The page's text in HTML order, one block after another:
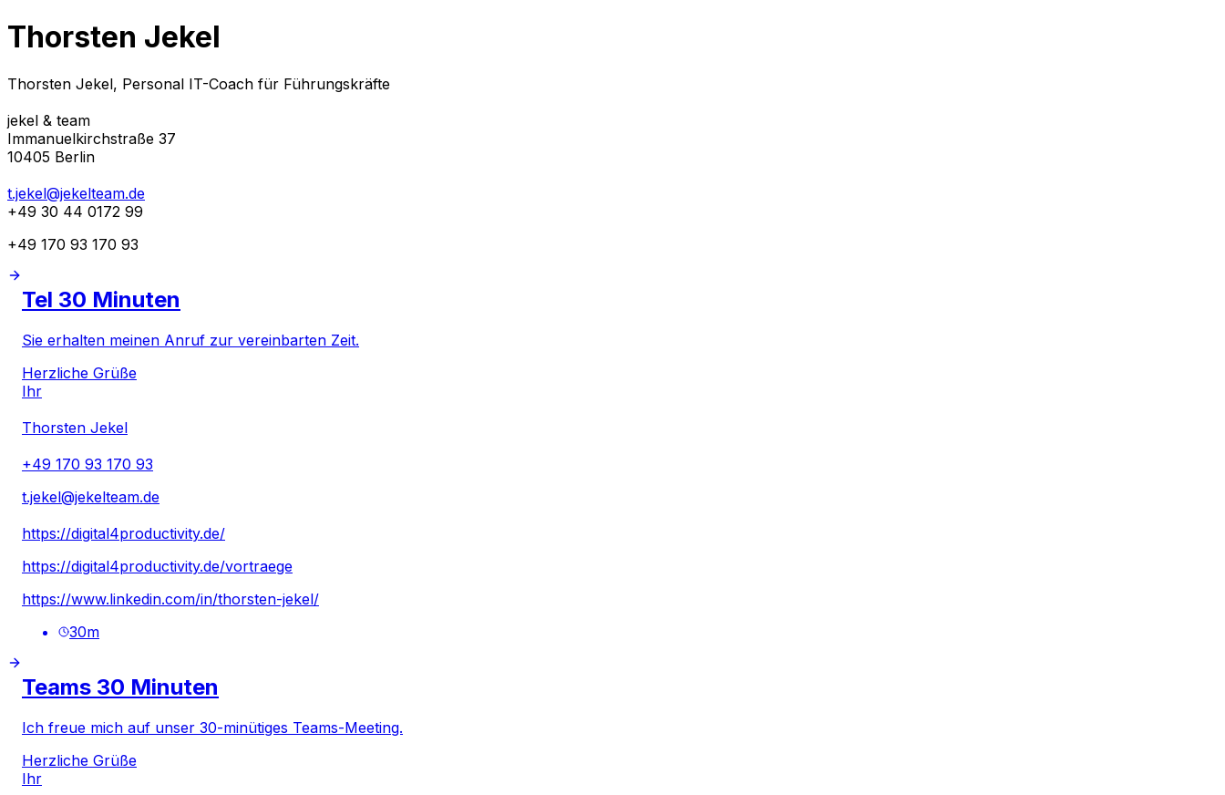
Thorsten Jekel
Thorsten Jekel, Personal IT-Coach für Führungskräfte
jekel & team
Immanuelkirchstraße 37
10405 Berlin
t.jekel@jekelteam.de
+49 30 44 0172 99
+49 170 93 170 93
Tel 30 Minuten
Sie erhalten meinen Anruf zur vereinbarten Zeit.
Herzliche Grüße
Ihr
Thorsten Jekel
+49 170 93 170 93
t.jekel@jekelteam.de
https://digital4productivity.de/
https://digital4productivity.de/vortraege
https://www.linkedin.com/in/thorsten-jekel/
30m
Teams 30 Minuten
Ich freue mich auf unser 30-minütiges Teams-Meeting.
Herzliche Grüße
Ihr